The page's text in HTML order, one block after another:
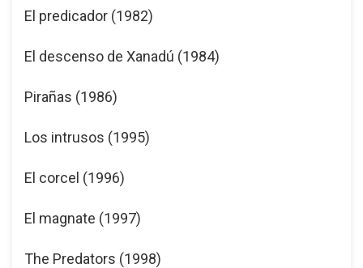
El predicador (1982)
El descenso de Xanadú (1984)
Pirañas (1986)
Los intrusos (1995)
El corcel (1996)
El magnate (1997)
The Predators (1998)